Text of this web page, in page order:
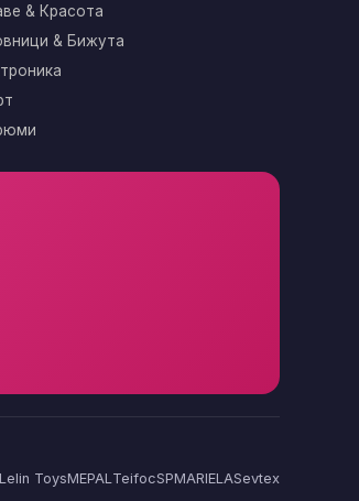
& Красота
& Бижута
Lelin ToysMEPALTeifocSPMARIELASevtex